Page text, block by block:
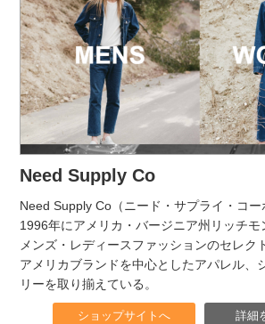
Need Supply Co
Need Supply Co（ニード・サプライ・コー
1996年にアメリカ・バージニア州リッチモ
メンズ・レディースファッションのセレク
アメリカブランドを中心としたアパレル、
リーを取り揃えている。
ショップサイトへ 詳細